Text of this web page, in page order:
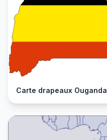
Carte drapeaux Ouganda